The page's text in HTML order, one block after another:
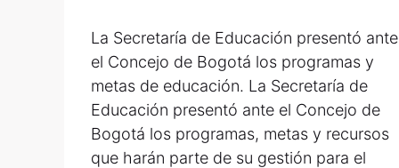
La Secretaría de Educación presentó ante
el Concejo de Bogotá los programas y
metas de educación. La Secretaría de
Educación presentó ante el Concejo de
Bogotá los programas, metas y recursos
que harán parte de su gestión para el